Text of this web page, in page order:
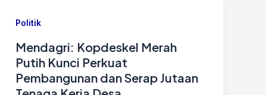
Politik
Mendagri: Kopdeskel Merah
Putih Kunci Perkuat
Pembangunan dan Serap Jutaan